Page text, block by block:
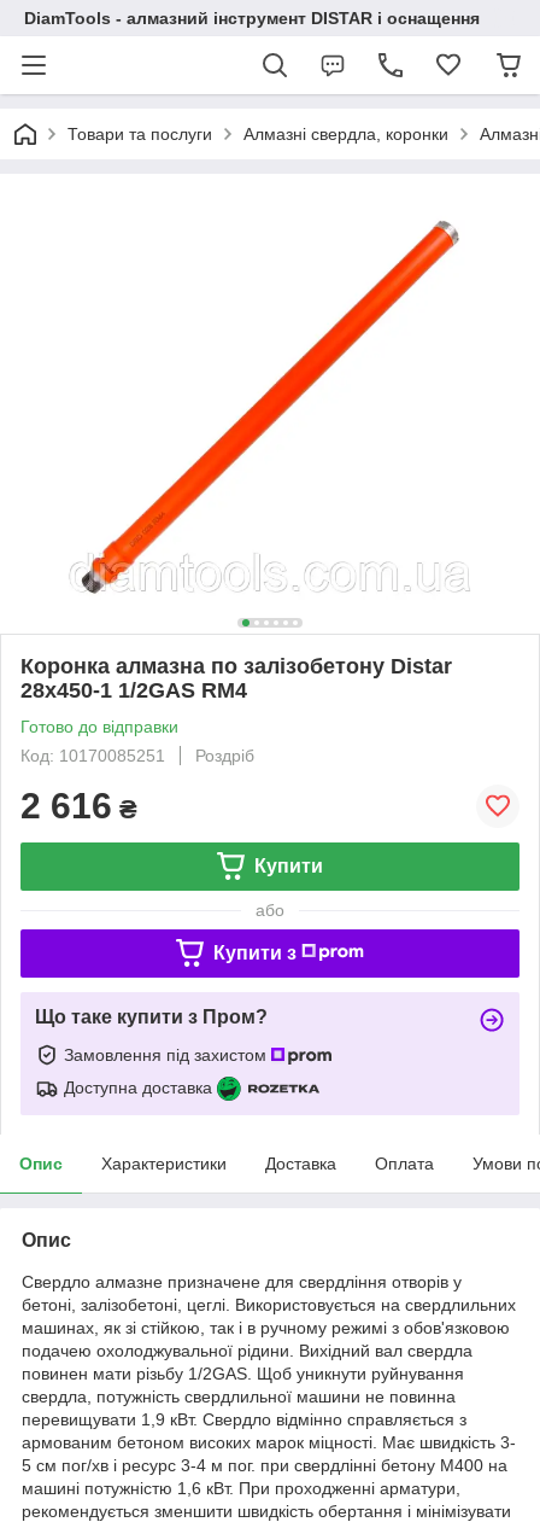
DiamTools - алмазний інструмент DISTAR і оснащення
Товари та послуги Алмазні свердла, коронки
Коронка алмазна по залізобетону Distar
28x450-1 1/2GAS RM4
Готово до відправки
Код: 10170085251
Роздріб
2 616 ₴
Купити
або
Купити з
Що таке купити з Пром?
Замовлення під захистом
Доступна доставка
Опис Характеристики Доставка Оплата Умови
Опис
Свердло алмазне призначене для свердління отворів у
бетоні, залізобетоні, цеглі. Використовується на свердлильних
машинах, як зі стійкою, так і в ручному режимі з обов'язковою
подачею охолоджувальної рідини. Вихідний вал свердла
повинен мати різьбу 1/2GAS. Щоб уникнути руйнування
свердла, потужність свердлильної машини не повинна
перевищувати 1,9 кВт. Свердло відмінно справляється з
армованим бетоном високих марок міцності. Має швидкість 3-
5 см пог/хв і ресурс 3-4 м пог. при свердлінні бетону М400 на
машині потужністю 1,6 кВт. При проходженні арматури,
рекомендується зменшити швидкість обертання і мінімізувати